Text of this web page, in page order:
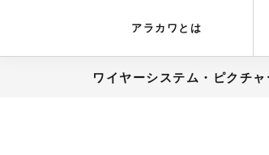
アラカワとは
ワイヤーシステム・ピクチ